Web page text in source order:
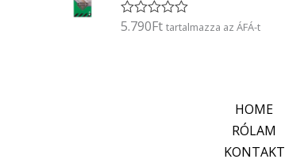
é
s
É
5.790Ft tartalmazza az ÁFÁ-t
HOME
RÓLAM
KONTAKT